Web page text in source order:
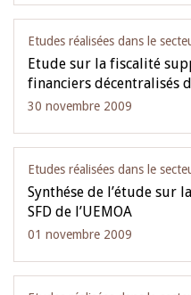
Etudes réalisées dans le
Etude sur la fiscalité
financiers décentralisés
30 novembre 2009
Etudes réalisées dans le
Synthése de l’étude sur
SFD de l’UEMOA
01 novembre 2009